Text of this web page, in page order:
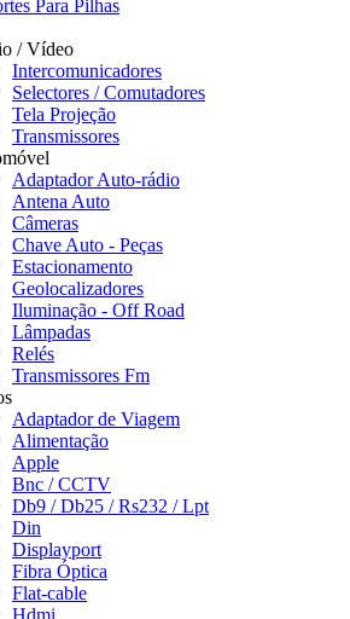
Para Pilhas
/ Vídeo
Intercomunicadores
Selectores / Comutadores
Tela Projeção
Transmissores
Adaptador Auto-rádio
Antena Auto
Câmeras
Chave Auto - Peças
Estacionamento
Geolocalizadores
Iluminação - Off Road
Lâmpadas
Relés
Transmissores Fm
Adaptador de Viagem
Alimentação
Apple
Bnc / CCTV
Db9 / Db25 / Rs232 / Lpt
Din
Displayport
Fibra Óptica
Flat-cable
Hdmi